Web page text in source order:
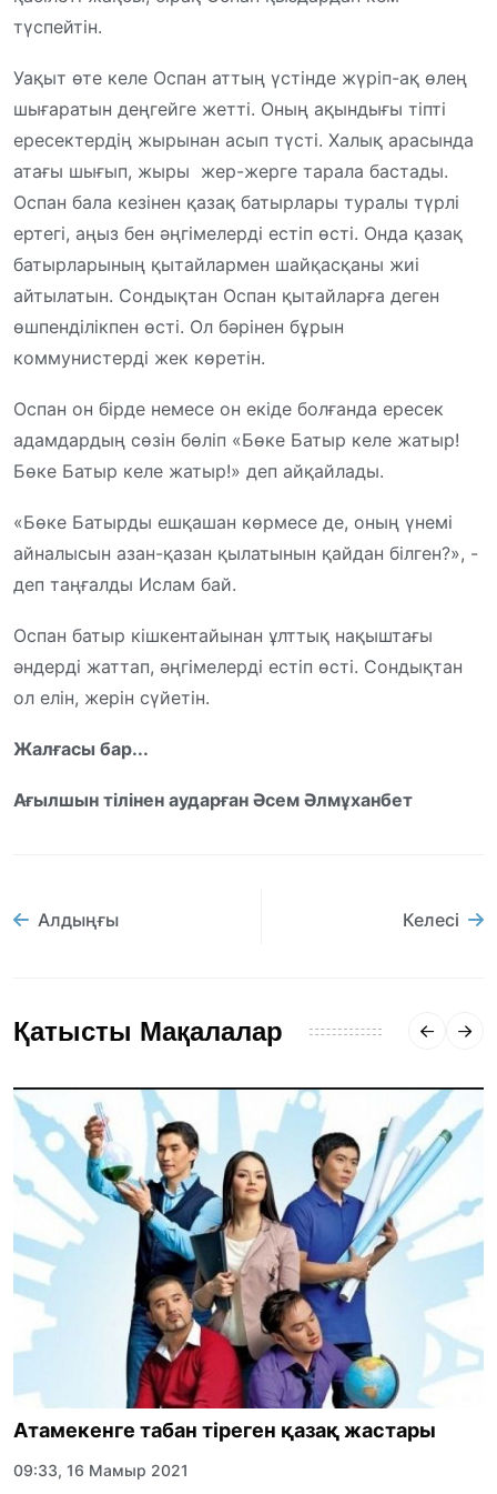
түспейтін.
Уақыт өте келе Оспан аттың үстінде жүріп-ақ өлең
шығаратын деңгейге жетті. Оның ақындығы тіпті
ересектердің жырынан асып түсті. Халық арасында
атағы шығып, жыры жер-жерге тарала бастады.
Оспан бала кезінен қазақ батырлары туралы түрлі
ертегі, аңыз бен әңгімелерді естіп өсті. Онда қазақ
батырларының қытайлармен шайқасқаны жиі
айтылатын. Сондықтан Оспан қытайларға деген
өшпенділікпен өсті. Ол бәрінен бұрын
коммунистерді жек көретін.
Оспан он бірде немесе он екіде болғанда ересек
адамдардың сөзін бөліп «Бөке Батыр келе жатыр!
Бөке Батыр келе жатыр!» деп айқайлады.
«Бөке Батырды ешқашан көрмесе де, оның үнемі
айналысын азан-қазан қылатынын қайдан білген?», -
деп таңғалды Ислам бай.
Оспан батыр кішкентайынан ұлттық нақыштағы
әндерді жаттап, әңгімелерді естіп өсті. Сондықтан
ол елін, жерін сүйетін.
Жалғасы бар...
Ағылшын тілінен аударған Әсем Әлмұханбет
Алдыңғы Келесі
Қатысты Мақалалар
Атамекенге табан тіреген қазақ жастары
09:33, 16 Мамыр 2021